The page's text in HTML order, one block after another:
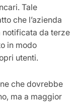
Tale
che l’azienda
notificata da terze
in modo
utenti.
che dovrebbe
ma a maggior